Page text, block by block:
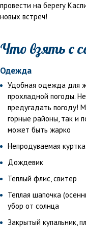
провести на берегу
новых встреч!
Что взять с
Одежда
Удобная одежда для
прохладной погоды.
предугадать погоду!
горные районы, так и
может быть жарко
Непродуваемая
Дождевик
Теплый флис, свитер
Теплая шапочка
убор от солнца
Закрытый купальник,